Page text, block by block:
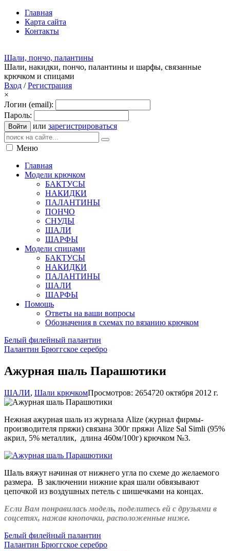
Главная
Карта сайта
Контакты
Шали, пончо, палантины
Шали, накидки, пончо, палантины и шарфы, связанные
крючком и спицами
Вход /Регистрация
×
Логин (email):
Пароль:
Войти или зарегистрироваться
Меню
Главная
Модели крючком
БАКТУСЫ
НАКИДКИ
ПАЛАНТИНЫ
ПОНЧО
СНУДЫ
ШАЛИ
ШАРФЫ
Модели спицами
БАКТУСЫ
НАКИДКИ
ПАЛАНТИНЫ
ШАЛИ
ШАРФЫ
Помощь
Ответы на ваши вопросы
Обозначения в схемах по вязанию крючком
Белый филейный палантин
Палантин Брюггское серебро
Ажурная шаль Парашютики
ШАЛИ, Шали крючкомПросмотров: 2654720 октября 2012 г.
Нежная ажурная шаль из журнала Alize (журнал фирмы-
производителя пряжи) связана 300г пряжи Alize Sal Simli (95%
акрил, 5% металлик, длина 460м/100г) крючком №3.
Шаль вяжут начиная от нижнего угла по схеме до желаемого
размера. В заключении нижние края шали обвязывают
цепочкой из воздушных петель с шишечками на концах.
Если Вам понравилась модель, поделитесь ей с друзьями в
соцсетях, нажав кнопочки, расположенные ниже.
Белый филейный палантин
Палантин Брюггское серебро